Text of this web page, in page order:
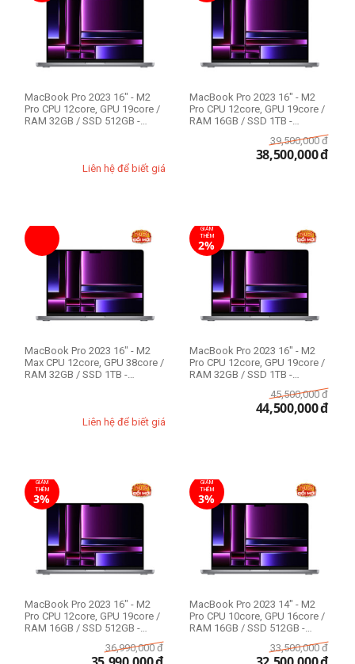
MacBook Pro 2023 16" - M2
Pro CPU 12core, GPU 19core /
RAM 32GB / SSD 512GB -
Liên hệ để biết giá
MacBook Pro 2023 16" - M2
Pro CPU 12core, GPU 19core /
RAM 16GB / SSD 1TB -
39,500,000 đ
38,500,000đ
MacBook Pro 2023 16" - M2
Max CPU 12core, GPU 38core /
RAM 32GB / SSD 1TB -
Liên hệ để biết giá
GIẢM
THÊM
2%
MacBook Pro 2023 16" - M2
Pro CPU 12core, GPU 19core /
RAM 32GB / SSD 1TB -
45,500,000 đ
44,500,000đ
GIẢM
THÊM
3%
MacBook Pro 2023 16" - M2
Pro CPU 12core, GPU 19core /
RAM 16GB / SSD 512GB -
36,990,000 đ
GIẢM
THÊM
3%
MacBook Pro 2023 14" - M2
Pro CPU 10core, GPU 16core /
RAM 16GB / SSD 512GB -
33,500,000 đ